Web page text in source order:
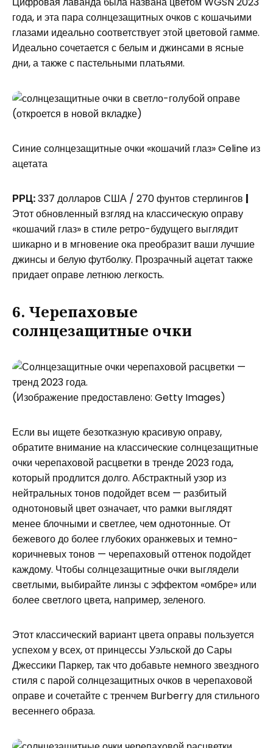
года, и эта пара солнцезащитных очков с кошачьими
глазами идеально соответствует этой цветовой гамме.
Идеально сочетается с белым и джинсами в ясные
дни, а также с пастельными платьями.
(откроется в новой вкладке)
Синие солнцезащитные очки «кошачий глаз» Celine из
ацетата
РРЦ:337 долларов США / 270 фунтов стерлингов |
Этот обновленный взгляд на классическую оправу
«кошачий глаз» в стиле ретро-будущего выглядит
шикарно и в мгновение ока преобразит ваши лучшие
джинсы и белую футболку. Прозрачный ацетат также
придает оправе летнюю легкость.
6. Черепаховые
солнцезащитные очки
(Изображение предоставлено: Getty Images)
Если вы ищете безотказную красивую оправу,
обратите внимание на классические солнцезащитные
очки черепаховой расцветки в тренде 2023 года,
который продлится долго. Абстрактный узор из
нейтральных тонов подойдет всем — разбитый
однотоновый цвет означает, что рамки выглядят
менее блочными и светлее, чем однотонные. От
бежевого до более глубоких оранжевых и темно-
коричневых тонов — черепаховый оттенок подойдет
каждому. Чтобы солнцезащитные очки выглядели
светлыми, выбирайте линзы с эффектом «омбре» или
более светлого цвета, например, зеленого.
Этот классический вариант цвета оправы пользуется
успехом у всех, от принцессы Уэльской до Сары
Джессики Паркер, так что добавьте немного звездного
стиля с парой солнцезащитных очков в черепаховой
оправе и сочетайте с тренчем Burberry для стильного
весеннего образа.